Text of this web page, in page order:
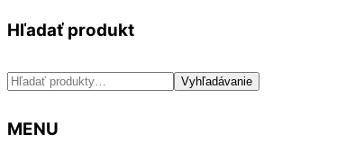
Hľadať produkt
Hľadať: Vyhľadávanie
MENU